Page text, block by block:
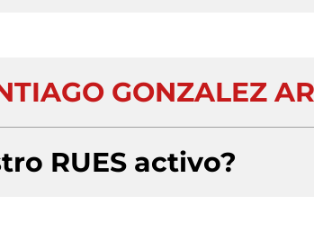
GONZALEZ
RUES activo?